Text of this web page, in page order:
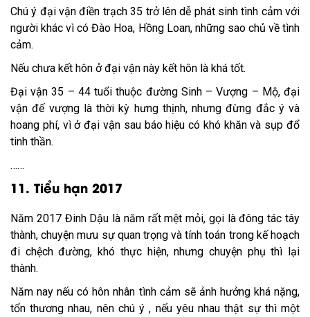
Chú ý đại vận điền trạch 35 trở lên dễ phát sinh tình cảm với
người khác vì có Đào Hoa, Hồng Loan, những sao chủ về tình
cảm.
Nếu chưa kết hôn ở đại vận này kết hôn là khá tốt.
Đại vận 35 – 44 tuổi thuộc đường Sinh – Vượng – Mộ, đại
vận đế vượng là thời kỳ hưng thịnh, nhưng đừng đắc ý và
hoang phí, vì ở đại vận sau báo hiệu có khó khăn và sụp đổ
tinh thần.
……
11. Tiểu hạn 2017
Năm 2017 Đinh Dậu là năm rất mệt mỏi, gọi là đông tác tây
thành, chuyện mưu sự quan trọng và tính toán trong kế hoạch
đi chệch đường, khó thực hiện, nhưng chuyện phụ thì lại
thành.
Năm nay nếu có hôn nhân tình cảm sẽ ảnh hưởng khá nặng,
tổn thương nhau, nên chú ý , nếu yêu nhau thật sự thì một